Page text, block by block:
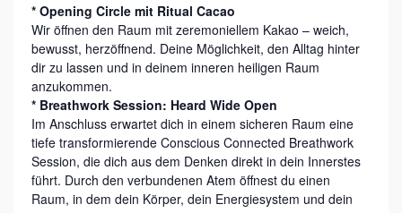
S
C
I
O
U
S
C
* Opening Circle mit Ritual Cacao
Wir öffnen den Raum mit zeremoniellem Kakao – weich,
bewusst, herzöffnend. Deine Möglichkeit, den Alltag hinter
dir zu lassen und in deinem inneren heiligen Raum
anzukommen.
* Breathwork Session: Heard Wide Open
Im Anschluss erwartet dich in einem sicheren Raum eine
tiefe transformierende Conscious Connected Breathwork
Session, die dich aus dem Denken direkt in dein Innerstes
führt. Durch den verbundenen Atem öffnest du einen
Raum, in dem dein Körper, dein Energiesystem und dein